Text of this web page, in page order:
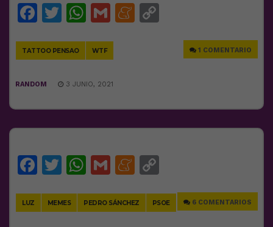
Facebook
Twitter
WhatsApp
GmailMeneame
TATTOO PENSAO WTF 1 COMENTARIO
RANDOM 3 JUNIO, 2021
Facebook
Twitter
WhatsApp
GmailMeneame
LUZ MEMES PEDRO SÁNCHEZ PSOE 6 COMENTARIOS